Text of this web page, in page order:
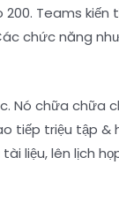
Teams kiến
chức năng
Nó chữa chữa
tiếp triệu tập
liệu, lên lịch